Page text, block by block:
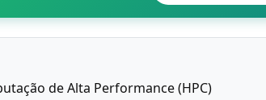
de Alta Performance (HPC)